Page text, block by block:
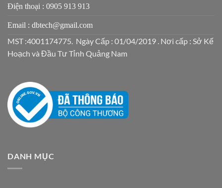
Điện thoại : 0905 913 913
Email : dbtech@gmail.com
MST :4001174775. Ngày Cấp : 01/04/2019 . Nơi cấp : Sở Kế
Hoạch và Đầu Tư Tỉnh Quảng Nam
DANH MỤC